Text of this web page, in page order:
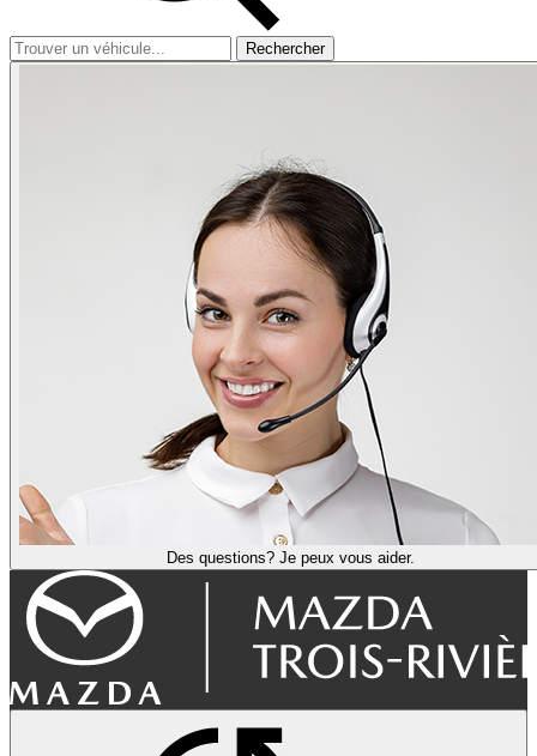
Rechercher
Des questions? Je peux vous aider.